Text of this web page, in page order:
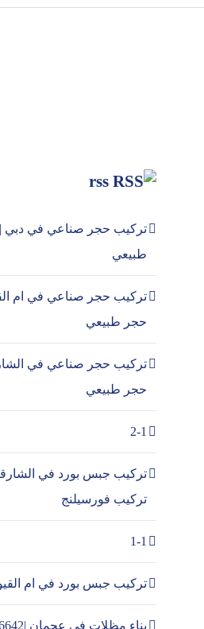
rss
طبيعي
حجر طبيعي
حجر طبيعي
2-1
تركيب فورسيلنج
1-1
تركيب جبس بورد في ام القيوين